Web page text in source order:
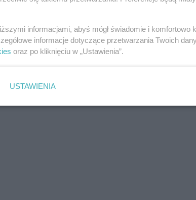
informacjami, abyś mógł świadomie i
informacje dotyczące przetwarzania Twoich
oraz po kliknięciu w „Ustawienia”.
USTAWIENIA